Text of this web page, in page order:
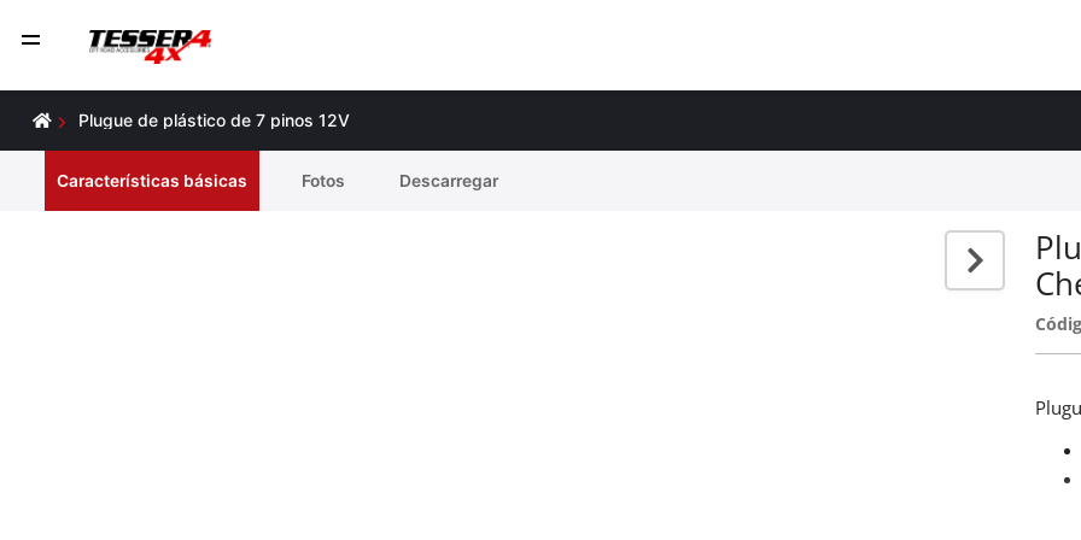
Plugue de plástico de 7 pinos 12V
Características básicas Fotos Descarregar